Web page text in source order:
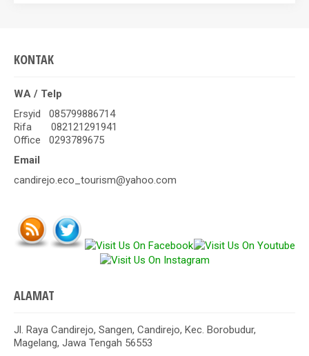
KONTAK
WA / Telp
Ersyid 085799886714
Rifa 082121291941
Office 0293789675
Email
candirejo.eco_tourism@yahoo.com
ALAMAT
Jl. Raya Candirejo, Sangen, Candirejo, Kec. Borobudur,
Magelang, Jawa Tengah 56553